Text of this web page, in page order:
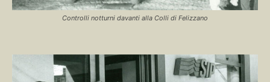
Controlli notturni davanti alla Colli di Felizzano